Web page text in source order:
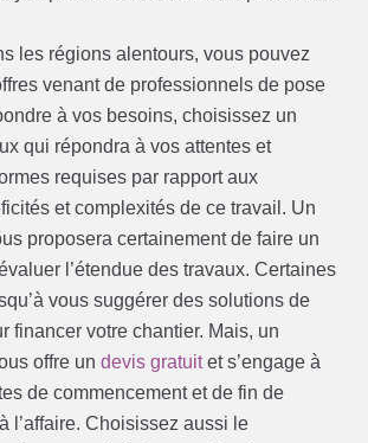
les régions alentours, vous pouvez
venant de professionnels de pose
à vos besoins, choisissez un
qui répondra à vos attentes et
requises par rapport aux
et complexités de ce travail. Un
proposera certainement de faire un
l’étendue des travaux. Certaines
vous suggérer des solutions de
financer votre chantier. Mais, un
offre undevis gratuitet s’engage à
de commencement et de fin de
l’affaire. Choisissez aussi le